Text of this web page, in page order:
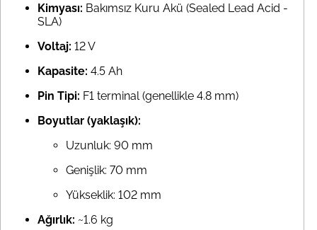
Kimyası: Bakımsız Kuru Akü (Sealed Lead Acid -
SLA)
Voltaj: 12 V
Kapasite: 4.5 Ah
Pin Tipi: F1 terminal (genellikle 4.8 mm)
Boyutlar (yaklaşık):
Uzunluk: 90 mm
Genişlik: 70 mm
Yükseklik: 102 mm
Ağırlık: ~1.6 kg